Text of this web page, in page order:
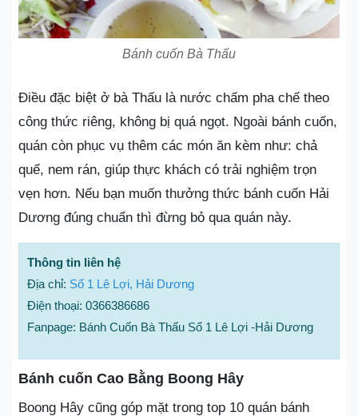
Bánh cuốn Bà Thấu
Điều đặc biệt ở bà Thấu là nước chấm pha chế theo
công thức riêng, không bị quá ngọt. Ngoài bánh cuốn,
quán còn phục vụ thêm các món ăn kèm như: chả
quế, nem rán, giúp thực khách có trải nghiệm trọn
vẹn hơn. Nếu bạn muốn thưởng thức bánh cuốn Hải
Dương đúng chuẩn thì đừng bỏ qua quán này.
Thông tin liên hệ
Địa chỉ: Số 1 Lê Lợi, Hải Dương
Điện thoại: 0366386686
Fanpage: Bánh Cuốn Bà Thấu Số 1 Lê Lợi -Hải Dương
Bánh cuốn Cao Bằng Boong Hây
Boong Hây cũng góp mặt trong top 10 quán bánh